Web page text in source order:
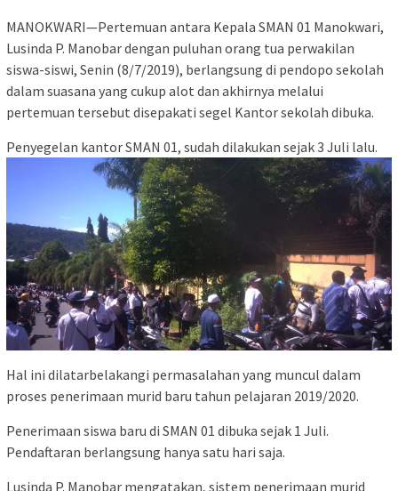
MANOKWARI—Pertemuan antara Kepala SMAN 01 Manokwari,
Lusinda P. Manobar dengan puluhan orang tua perwakilan
siswa-siswi, Senin (8/7/2019), berlangsung di pendopo sekolah
dalam suasana yang cukup alot dan akhirnya melalui
pertemuan tersebut disepakati segel Kantor sekolah dibuka.
Penyegelan kantor SMAN 01, sudah dilakukan sejak 3 Juli lalu.
Hal ini dilatarbelakangi permasalahan yang muncul dalam
proses penerimaan murid baru tahun pelajaran 2019/2020.
Penerimaan siswa baru di SMAN 01 dibuka sejak 1 Juli.
Pendaftaran berlangsung hanya satu hari saja.
Lusinda P. Manobar mengatakan, sistem penerimaan murid